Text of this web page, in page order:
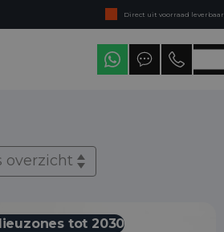
Direct uit voorraad leverbaar
Levering in heel Nederland
overzicht
tot 2030